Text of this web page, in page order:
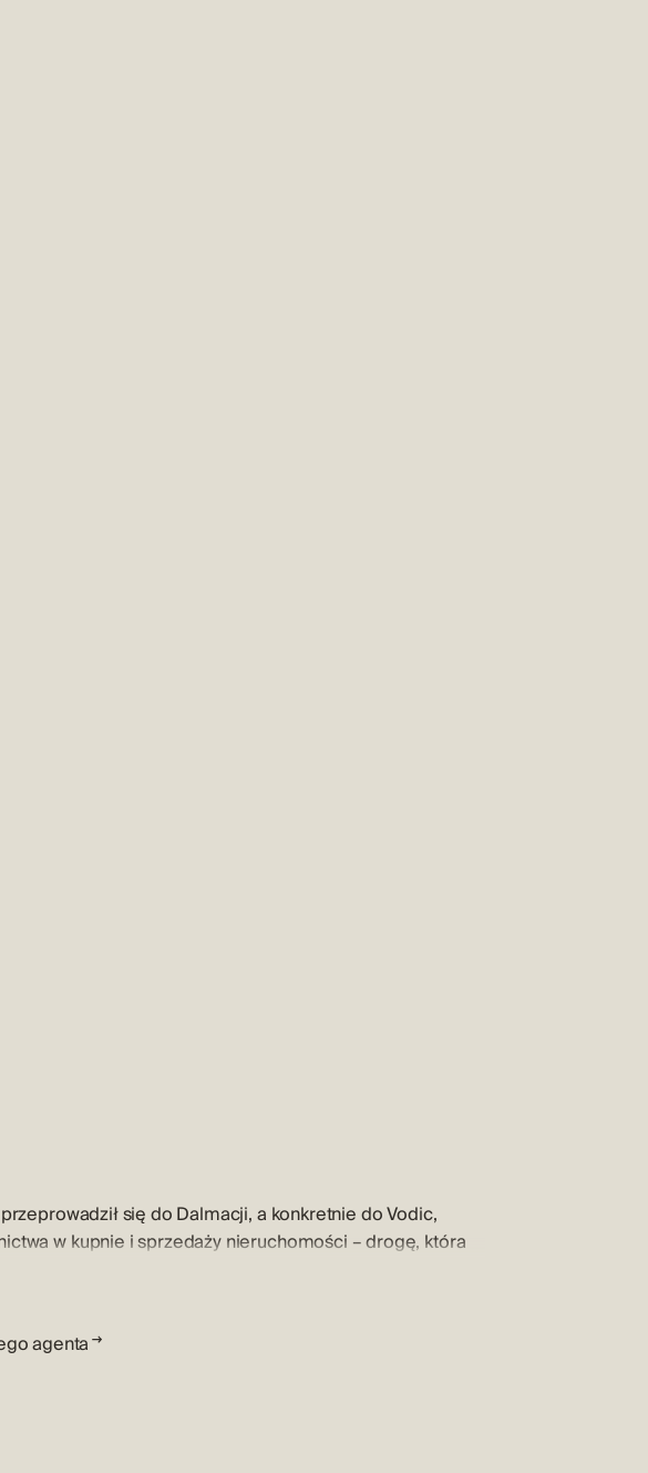
Wewnętrzne schody prowadzą na piętro, gdzie
się do Dalmacji, a konkretnie do Vodic,
w kupnie i sprzedaży nieruchomości – drogę, która
klientów i relacji z kupującymi oraz sprzedającymi,
i dziedziną, w której nie ma dla niego tajemnic.
agenta